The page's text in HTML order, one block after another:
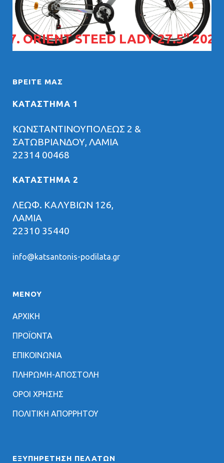
07. ORIENT STEED LADY 27.5" 2026
ΒΡΕΊΤΕ ΜΑΣ
ΚΑΤΑΣΤΗΜΑ 1
ΚΩΝΣΤΑΝΤΙΝΟΥΠΟΛΕΩΣ 2 &
ΣΑΤΩΒΡΙΑΝΔΟΥ, ΛΑΜΙΑ
22314 00468
ΚΑΤΑΣΤΗΜΑ 2
ΛΕΩΦ. ΚΑΛΥΒΙΩΝ 126,
ΛΑΜΙΑ
22310 35440
info@katsantonis-podilata.gr
ΜΕΝΟΥ
ΑΡΧΙΚΗ
ΠΡΟΪΟΝΤΑ
ΕΠΙΚΟΙΝΩΝΙΑ
ΠΛΗΡΩΜΗ-ΑΠΟΣΤΟΛΗ
ΟΡΟΙ ΧΡΗΣΗΣ
ΠΟΛΙΤΙΚΗ ΑΠΟΡΡΗΤΟΥ
ΕΞΥΠΗΡΈΤΗΣΗ ΠΕΛΑΤΏΝ